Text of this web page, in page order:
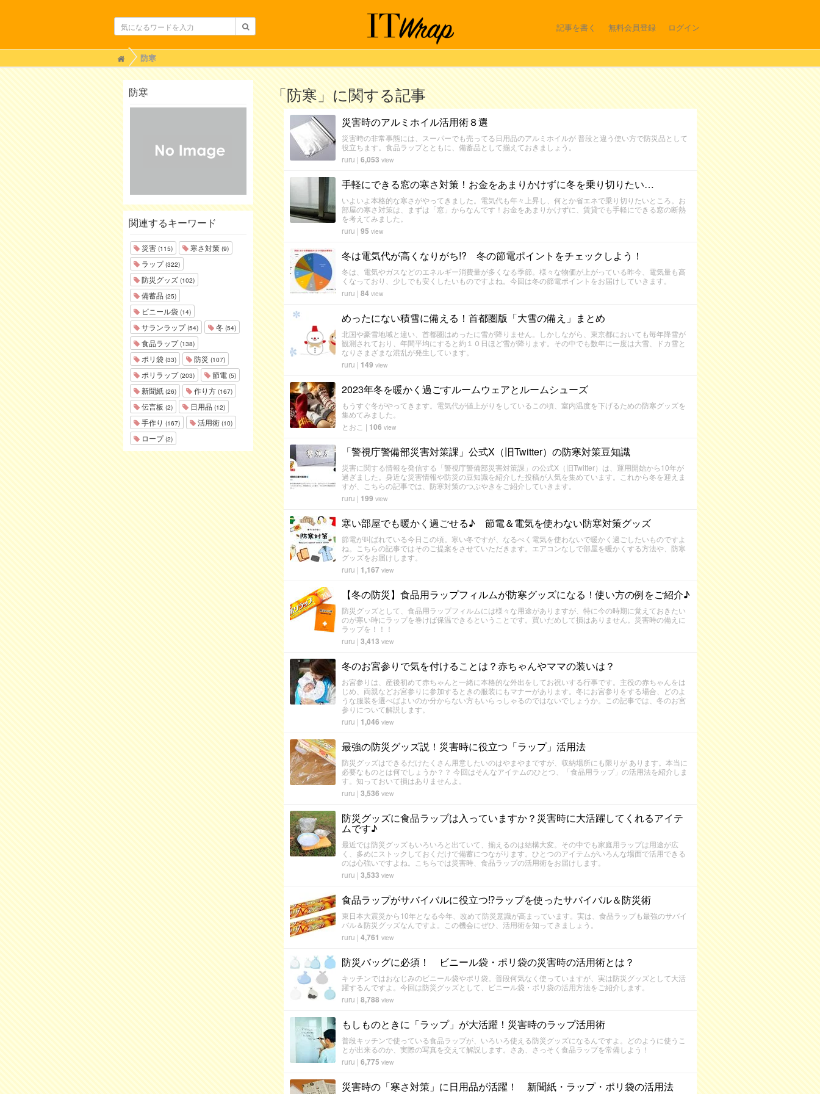
記事を書く 無料会員登録 ログイン
H
o
m
防寒
防寒
関連するキーワード
災害 (115) 寒さ対策 (9)
ラップ(322)
防災グッズ (102)
備蓄品 (25)
ビニール袋 (14)
サランラップ(54) 冬 (54)
食品ラップ(138)
ポリ袋 (33) 防災 (107)
ポリラップ(203) 節電 (5)
新聞紙 (26) 作り方 (167)
伝言板 (2) 日用品 (12)
手作り (167) 活用術 (10)
ロープ(2)
「防寒」に関する記事
災害時のアルミホイル活用術８選
災害時の非常事態には、スーパーでも売ってる日用品のアルミホイルが 普段と違う使い方で防災品として
役立ちます。食品ラップとともに、備蓄品として揃えておきましょう。
ruru | 6,053 view
手軽にできる窓の寒さ対策！お金をあまりかけずに冬を乗り切りたい…
いよいよ本格的な寒さがやってきました。電気代も年々上昇し、何とか省エネで乗り切りたいところ。お
部屋の寒さ対策は、まずは「窓」からなんです！お金をあまりかけずに、賃貸でも手軽にできる窓の断熱
を考えてみました。
ruru | 95 view
冬は電気代が高くなりがち!? 冬の節電ポイントをチェックしよう！
冬は、電気やガスなどのエネルギー消費量が多くなる季節。様々な物価が上がっている昨今、電気量も高
くなっており、少しでも安くしたいものですよね。今回は冬の節電ポイントをお届けしていきます。
ruru | 84 view
めったにない積雪に備える！首都圏版「大雪の備え」まとめ
北国や豪雪地域と違い、首都圏はめったに雪が降りません。しかしながら、東京都においても毎年降雪が
観測されており、年間平均にすると約１０日ほど雪が降ります。その中でも数年に一度は大雪、ドカ雪と
なりさまざまな混乱が発生しています。
ruru | 149 view
2023年冬を暖かく過ごすルームウェアとルームシューズ
もうすぐ冬がやってきます。電気代が値上がりをしているこの頃、室内温度を下げるための防寒グッズを
集めてみました。
とおこ | 106 view
「警視庁警備部災害対策課」公式X（旧Twitter）の防寒対策豆知識
災害に関する情報を発信する「警視庁警備部災害対策課」の公式X（旧Twitter）は、運用開始から10年が
過ぎました。身近な災害情報や防災の豆知識を紹介した投稿が人気を集めています。これから冬を迎えま
すが、こちらの記事では、防寒対策のつぶやきをご紹介していきます。
ruru | 199 view
寒い部屋でも暖かく過ごせる♪ 節電＆電気を使わない防寒対策グッズ
節電が叫ばれている今日この頃。寒い冬ですが、なるべく電気を使わないで暖かく過ごしたいものですよ
ね。こちらの記事ではそのご提案をさせていただきます。エアコンなしで部屋を暖かくする方法や、防寒
グッズをお届けします。
ruru | 1,167 view
【冬の防災】食品用ラップフィルムが防寒グッズになる！使い方の例をご紹介♪
防災グッズとして、食品用ラップフィルムには様々な用途がありますが、特に今の時期に覚えておきたい
のが寒い時にラップを巻けば保温できるということです。買いだめして損はありません。災害時の備えに
ラップを！！！
ruru | 3,413 view
冬のお宮参りで気を付けることは？赤ちゃんやママの装いは？
お宮参りは、産後初めて赤ちゃんと一緒に本格的な外出をしてお祝いする行事です。主役の赤ちゃんをは
じめ、両親などお宮参りに参加するときの服装にもマナーがあります。冬にお宮参りをする場合、どのよ
うな服装を選べばよいのか分からない方もいらっしゃるのではないでしょうか。この記事では、冬のお宮
参りについて解説します。
ruru | 1,046 view
最強の防災グッズ説！災害時に役立つ「ラップ」活用法
防災グッズはできるだけたくさん用意したいのはやまやまですが、収納場所にも限りが あります。本当に
必要なものとは何でしょうか？？ 今回はそんなアイテムのひとつ、「食品用ラップ」の活用法を紹介しま
す。知っておいて損はありませんよ。
ruru | 3,536 view
防災グッズに食品ラップは入っていますか？災害時に大活躍してくれるアイテ
ムです♪
最近では防災グッズもいろいろと出ていて、揃えるのは結構大変。その中でも家庭用ラップは用途が広
く、多めにストックしておくだけで備蓄につながります。ひとつのアイテムがいろんな場面で活用できる
のは心強いですよね。こちらでは災害時、食品ラップの活用術をお届けします。
ruru | 3,533 view
食品ラップがサバイバルに役立つ⁉ラップを使ったサバイバル＆防災術
東日本大震災から10年となる今年、改めて防災意識が高まっています。実は、食品ラップも最強のサバイ
バル＆防災グッズなんですよ。この機会にぜひ、活用術を知ってきましょう。
ruru | 4,761 view
防災バッグに必須！ ビニール袋・ポリ袋の災害時の活用術とは？
キッチンではおなじみのビニール袋やポリ袋。普段何気なく使っていますが、実は防災グッズとして大活
躍するんですよ。今回は防災グッズとして、ビニール袋・ポリ袋の活用方法をご紹介します。
ruru | 8,788 view
もしものときに「ラップ」が大活躍！災害時のラップ活用術
普段キッチンで使っている食品ラップが、いろいろ使える防災グッズになるんですよ。どのように使うこ
とが出来るのか、実際の写真を交えて解説します。さあ、さっそく食品ラップを常備しよう！
ruru | 6,775 view
災害時の「寒さ対策」に日用品が活躍！ 新聞紙・ラップ・ポリ袋の活用法